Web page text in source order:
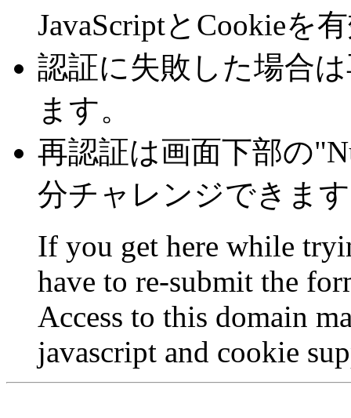
JavaScriptとCookieを
認証に失敗した場合
ます。
再認証は画面下部の
分チャレンジできま
If you get here while
have to re-submit the
Access to this domain
javascript and cookie